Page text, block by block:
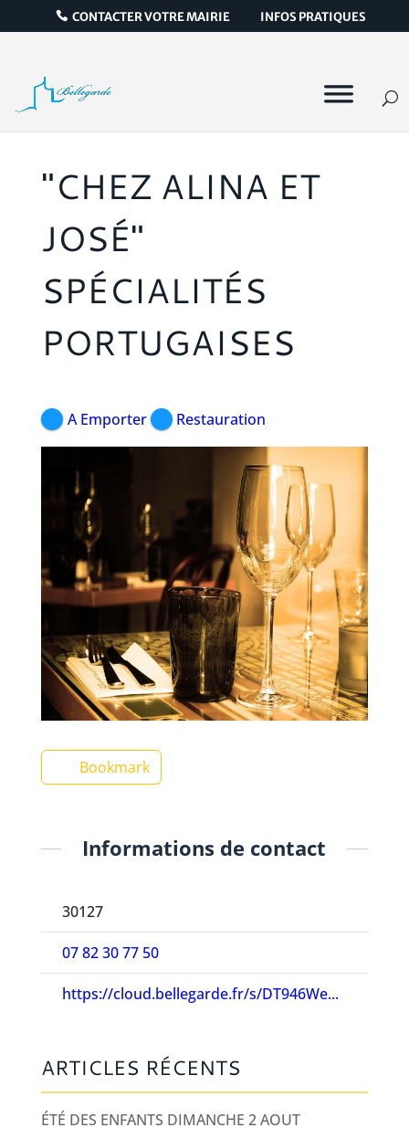
CONTACTER VOTRE MAIRIE INFOS PRATIQUES
"CHEZ ALINA ET
JOSÉ"
SPÉCIALITÉS
PORTUGAISES
A Emporter Restauration
Bookmark
Informations de contact
30127
07 82 30 77 50
https://cloud.bellegarde.fr/s/DT946We...
ARTICLES RÉCENTS
ÉTÉ DES ENFANTS DIMANCHE 2 AOUT